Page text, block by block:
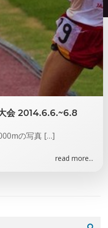
会 2014.6.6.~6.8
の写真 […]
read more...